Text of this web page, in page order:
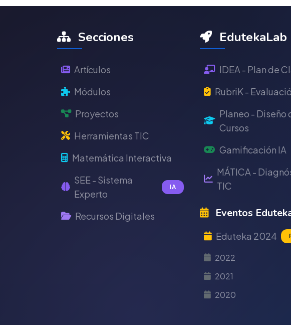
Secciones
Artículos
Módulos
Proyectos
Herramientas TIC
Matemática Interactiva
SEE - Sistema
Experto
IA
Recursos Digitales
EdutekaLab
IDEA - Plan de
RubriK -
Planeo - Diseño
Cursos
Gamificación IA
MÁTICA -
TIC
Eventos
Eduteka 2024
2022
2021
2020